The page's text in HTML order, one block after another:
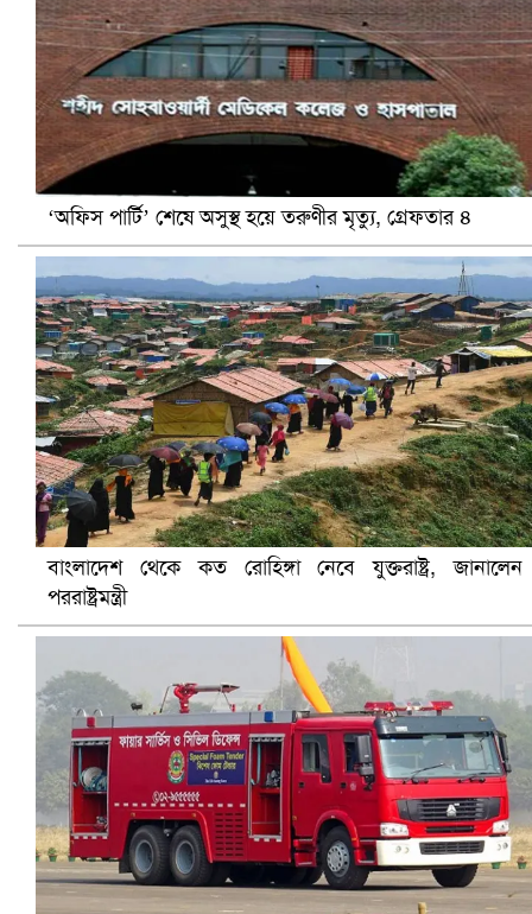
বৈষম্যবিরোধী ছাত্র আন্দোলনের সাধারণ সম্পাদকের পদত্যাগ
ভিউ বাড়াতে রাম দা হাতে ফেসবুকে ভিডিও পোস্ট শিক্ষকের
আ.লীগ ও জাপার ৯ নেতা কারাগারে
‘অফিস পার্টি’ শেষে অসুস্থ হয়ে তরুণীর মৃত্যু, গ্রেফতার ৪
বাংলাদেশ থেকে কত রোহিঙ্গা নেবে যুক্তরাষ্ট্র, জানালেন
পররাষ্ট্রমন্ত্রী